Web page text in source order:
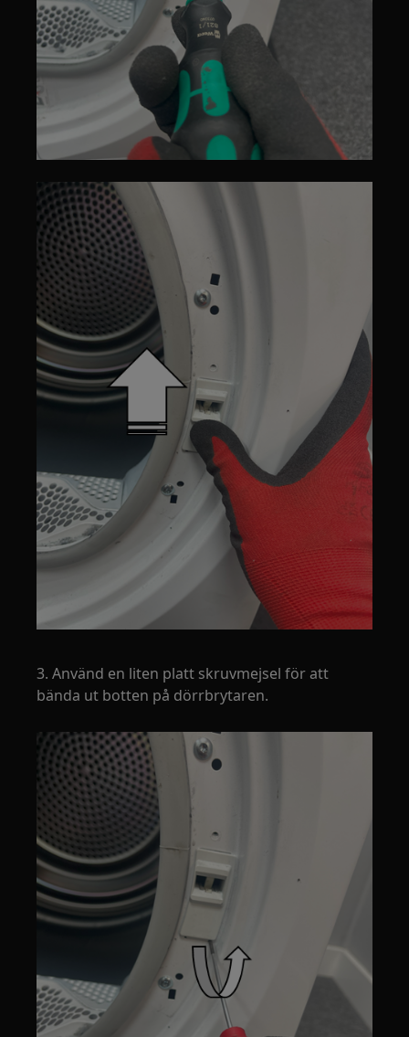
3. Använd en liten platt skruvmejsel för att
bända ut botten på dörrbrytaren.